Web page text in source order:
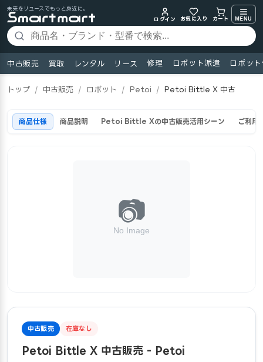
未来をリユースでもっと身近に。
ログイン
お気に入り カート MENU
中古販売 買取 レンタル リース 修理 ロボット派遣 ロボッ
トップ / 中古販売 / ロボット / Petoi / Petoi Bittle X 中古
商品仕様 商品説明 Petoi Bittle Xの中古販売活用シーン ご利用
中古販売 在庫なし
Petoi Bittle X 中古販売 - Petoi